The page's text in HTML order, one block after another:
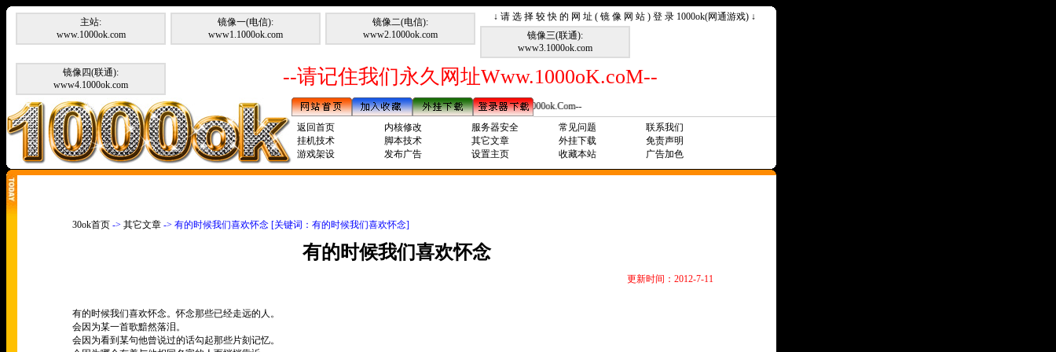
↓ 请 选 择 较 快 的 网 址 ( 镜 像 网 站 ) 登 录 1000ok(网通游戏) ↓
主站:
www.1000ok.com
镜像一(电信):
www1.1000ok.com
镜像二(电信):
www2.1000ok.com
镜像三(联通):
www3.1000ok.com
镜像四(联通):
www4.1000ok.com
--请记住我们永久网址Www.1000oK.coM--
--请记住我们永久网址Www.1000ok.Com--
返回首页
内核修改 服务器安全 常见问题
联系我们
挂机技术
脚本技术 其它文章 外挂下载
免责声明
游戏架设
发布广告 设置主页 收藏本站 广告加色
30ok首页 -> 其它文章 -> 有的时候我们喜欢怀念 [关键词：有的时候我们喜欢怀念]
有的时候我们喜欢怀念
更新时间：2012-7-11
有的时候我们喜欢怀念。怀念那些已经走远的人。
会因为某一首歌黯然落泪。
会因为看到某句他曾说过的话勾起那些片刻记忆。